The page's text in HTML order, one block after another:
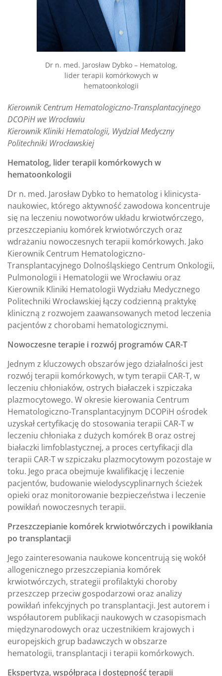
Dr n. med. Jarosław Dybko – Hematolog,
lider terapii komórkowych w
hematoonkologii
Kierownik Centrum Hematologiczno-Transplantacyjnego
DCOPiH we Wrocławiu
Kierownik Kliniki Hematologii, Wydział Medyczny
Politechniki Wrocławskiej
Hematolog, lider terapii komórkowych w
hematoonkologii
Dr n. med. Jarosław Dybko to hematolog i klinicysta-
naukowiec, którego aktywność zawodowa koncentruje
się na leczeniu nowotworów układu krwiotwórczego,
przeszczepianiu komórek krwiotwórczych oraz
wdrażaniu nowoczesnych terapii komórkowych. Jako
Kierownik Centrum Hematologiczno-
Transplantacyjnego Dolnośląskiego Centrum Onkologii,
Pulmonologii i Hematologii we Wrocławiu oraz
Kierownik Kliniki Hematologii Wydziału Medycznego
Politechniki Wrocławskiej łączy codzienną praktykę
kliniczną z rozwojem zaawansowanych metod leczenia
pacjentów z chorobami hematologicznymi.
Nowoczesne terapie i rozwój programów CAR-T
Jednym z kluczowych obszarów jego działalności jest
rozwój terapii komórkowych, w tym terapii CAR-T, w
leczeniu chłoniaków, ostrych białaczek i szpiczaka
plazmocytowego. W okresie kierowania Centrum
Hematologiczno-Transplantacyjnym DCOPiH ośrodek
uzyskał certyfikację do stosowania terapii CAR-T w
leczeniu chłoniaka z dużych komórek B oraz ostrej
białaczki limfoblastycznej, a proces certyfikacji dla
terapii CAR-T w szpiczaku plazmocytowym pozostaje w
toku. Jego praca obejmuje kwalifikację i leczenie
pacjentów, budowanie wielodyscyplinarnych ścieżek
opieki oraz monitorowanie bezpieczeństwa i leczenie
powikłań nowoczesnych terapii.
Przeszczepianie komórek krwiotwórczych i powikłania
po transplantacji
Jego zainteresowania naukowe koncentrują się wokół
allogenicznego przeszczepiania komórek
krwiotwórczych, strategii profilaktyki choroby
przeszczep przeciw gospodarzowi oraz analizy
powikłań infekcyjnych po transplantacji. Jest autorem i
współautorem publikacji naukowych w czasopismach
międzynarodowych oraz uczestnikiem krajowych i
europejskich grup badawczych w obszarze
hematologii, transplantacji i terapii komórkowych.
Ekspertyza, współpraca i dostępność terapii